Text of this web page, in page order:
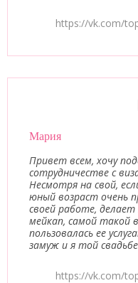
https://vk.com/
Мария
Привет всем, хочу
сотрудничестве с
Несмотря на свой,
юный возраст очень
своей работе,
мейкап, самой такой
пользовалась ее
замуж и я той
https://vk.com/